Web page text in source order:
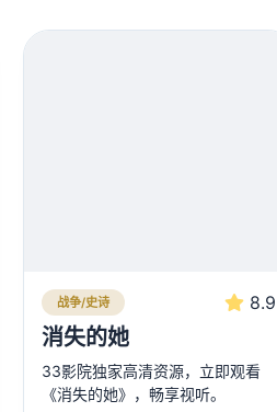
战争/史诗 8.9
消失的她
33影院独家高清资源，立即观看
《消失的她》，畅享视听。